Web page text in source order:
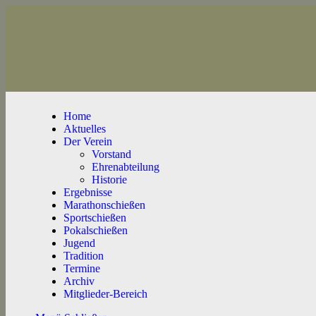
Home
Aktuelles
Der Verein
Vorstand
Ehrenabteilung
Historie
Ergebnisse
Marathonschießen
Sportschießen
Pokalschießen
Jugend
Tradition
Termine
Archiv
Mitglieder-Bereich